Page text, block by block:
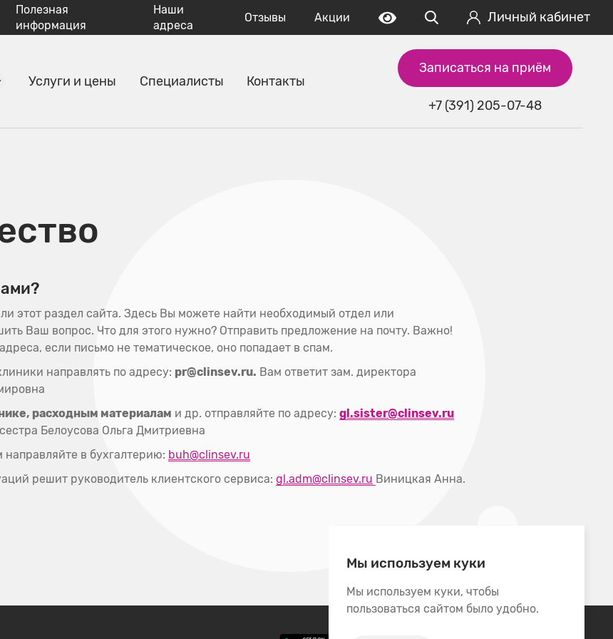
Полезная
информация
Наши
адреса
Отзывы Акции Личный кабинет
Услуги и цены Специалисты
Контакты
+7 (391) 205-07-48
Записаться на приём
этот раздел сайта. Здесь Вы можете найти необходимый отдел или
Ваш вопрос. Что для этого нужно? Отправить предложение на почту. Важно!
если письмо не тематическое, оно попадает в спам.
направлять по адресу: pr@clinsev.ru. Вам ответит зам. директора
расходным материалам и др. отправляйте по адресу: gl.sister@clinsev.ru
Белоусова Ольга Дмитриевна
в бухгалтерию: buh@clinsev.ru
решит руководитель клиентского сервиса: gl.adm@clinsev.ru Виницкая Анна.
Мы используем куки
Мы используем куки, чтобы
пользоваться сайтом было удобно.